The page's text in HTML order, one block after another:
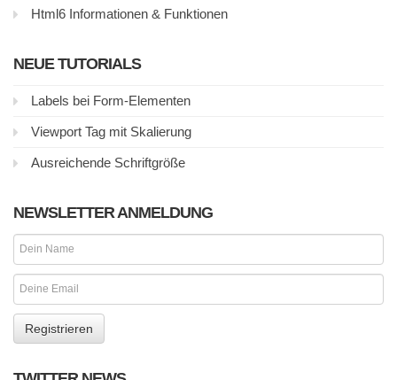
Html6 Informationen & Funktionen
NEUE TUTORIALS
Labels bei Form-Elementen
Viewport Tag mit Skalierung
Ausreichende Schriftgröße
NEWSLETTER ANMELDUNG